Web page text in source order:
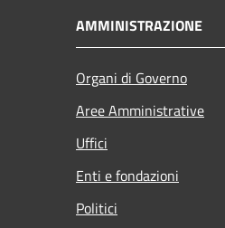
AMMINISTRAZIONE
Organi di Governo
Aree Amministrative
Uffici
Enti e fondazioni
Politici